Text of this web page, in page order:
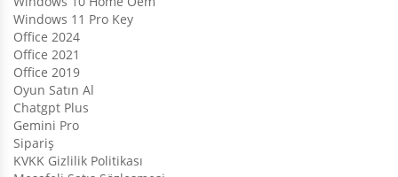
Windows 11 Pro Key
Office 2024
Office 2021
Office 2019
Oyun Satın Al
Chatgpt Plus
Gemini Pro
Sipariş
KVKK Gizlilik Politikası